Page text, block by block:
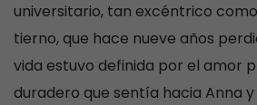
universitario, tan excéntrico
tierno, que hace nueve años
vida estuvo definida por el amor
duradero que sentía hacia Anna y